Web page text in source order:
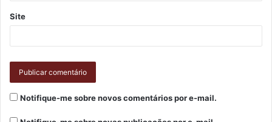
Site
Notifique-me sobre novos comentários por e-mail.